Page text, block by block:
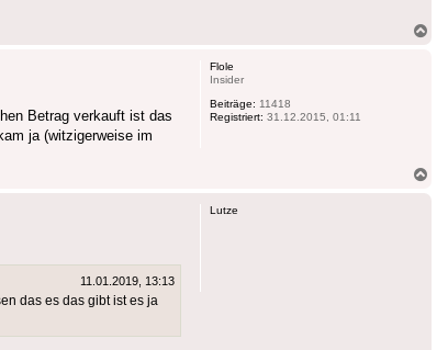
Flole
Insider
Beiträge: 11418
Registriert: 31.12.2015, 01:11
Betrag verkauft ist das
ja (witzigerweise im
Lutze
11.01.2019, 13:13
das es das gibt ist es ja